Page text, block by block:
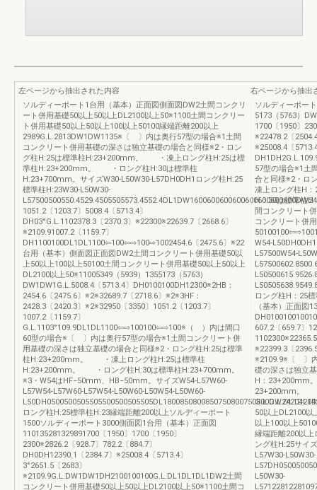
左ページから抽出された内容
ソルディーポート1台用（基本）正面図側面図DW2土間コンクリ
ート併用基礎50以上50以上DL2100以上50※1100土間コンクリー
ト併用基礎50以上50以上100以上50100縁端距離200以上
2989G.L.2813DW1DW1135※〔 〕内は奥行57型の場合※1土間
コンクリート併用基礎の深さは独立基礎の場合と同様※2・ロン
グ柱H:25は標準柱H:23+200mm。 ・凍上ロング柱H:25は標
準柱H:23+200mm。 ・ロング柱H:30は標準柱
H:23+700mm。サイズW30-L50W30-L57DH0DH1ロング柱H:25
標準柱H:23W30-L50W30-
1051.2〔1203.7〕5008.4〔5713.4〕
DH03°G.L.1102378.3〔2370.3〕※22300※22639.7〔2668.6〕
※2109.91007.2〔1159.7〕
DH1100100DL1DL1100⇦100⇦⇨100⇨1002454.6〔2475.6〕※22
台用（基本）側面図正面図DW2土間コンクリート併用基礎50以
上50以上100以上50100土間コンクリート併用基礎50以上50以上
DL2100以上50※11005349（5939）1355173（5763）
DW1DW1G.L.5008.4〔5713.4〕DH0100100DH12300※2HB：
2454.6〔2475.6〕※2※32689.7〔2718.6〕※2※3HF：
2428.3〔2420.3〕※2※32950〔3350〕1051.2〔1203.7〕
1007.2〔1159.7〕
G.L.1103°109.9DL1DL1100⇦⇨100100⇦⇨100※（ ）内は間口
60型の場合※〔 〕内は奥行57型の場合※1土間コンクリート併
用基礎の深さは独立基礎の場合と同様※2・ロング柱H:25は標準
柱H:23+200mm。 ・凍上ロング柱H:25は標準柱
H:23+200mm。 ・ロング柱H:30は標準柱H:23+700mm。
※3・W54はHF−50mm、HB−50mm。サイズW54-L57W60-
L57W54-L57W60-L57W54-L50W60-L50W54-L50W60-
ロング柱H:25標準柱H:23縁端距離200以上ソルディーポート
1500ソルディーポート3000側面図1台用（基本）正面図
110135281329891700〔1950〕1700〔1950〕
2300※2826.2〔928.7〕782.2〔884.7〕
DH0DH12390.1〔2384.7〕※25008.4〔5713.4〕
3°2651.5〔2683〕
※2109.9G.L.DW1DW1DH2100100100G.L.DL1DL1DL1DW2土間
コンクリート併用基礎50以上50以上DL2100以上50※1100土間コ
右ページから抽出
ソルディーポー
5173（5763）
1700〔1950〕
※22478.2〔
※25008.4〔
57型の場合※1土
合と同様※2・
凍上ロング柱H
H：30は標準柱H
間コンクリート
コンクリート併
W54-
L57500W54-
ロング柱H：25
（基本）正面図
607.2〔659.7〕
※22399.3〔
※2109.9※〔 〕
礎の深さは独立
H：23+200mm
23+200mm。
50以上DL2100以
以上100以上
縁端距離200以上
ング柱H:25サイ
L57W30-L50W30-
L50W30-